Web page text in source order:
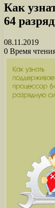
Как
64
08.11.2019
0 Время